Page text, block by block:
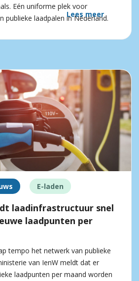
Eén uniforme plek voor
publieke laadpalen in Nederland.
Lees meer
E-laden
laadinfrastructuur snel
laadpunten per
tempo het netwerk van publieke
van IenW meldt dat er
laadpunten per maand worden